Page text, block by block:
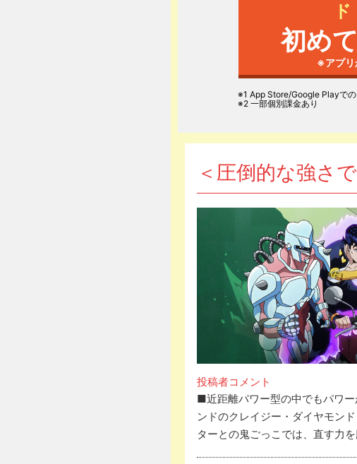
初め
※アプリ
※1 App Store/Google Playで
※2 一部個別課金あり
＜圧倒的な強さ
投稿者コメント
■近距離パワー型の中でもパワ
ンドのクレイジー・ダイヤモン
ターとの鬼ごっこでは、直す力